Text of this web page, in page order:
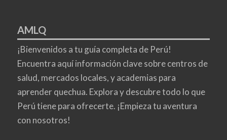
AMLQ
¡Bienvenidos a tu guía completa de Perú!
Encuentra aquí información clave sobre centros de
salud, mercados locales, y academias para
aprender quechua. Explora y descubre todo lo que
Perú tiene para ofrecerte. ¡Empieza tu aventura
con nosotros!